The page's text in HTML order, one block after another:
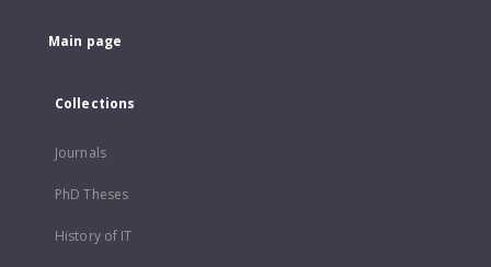
Main page
Collections
Journals
PhD Theses
History of IT